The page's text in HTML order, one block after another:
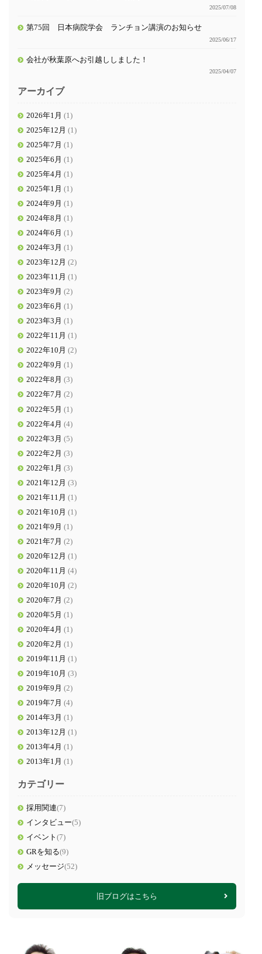
2025/07/08
第75回 日本病院学会 ランチョン講演のお知らせ
2025/06/17
会社が秋葉原へお引越ししました！
2025/04/07
アーカイブ
2026年1月 (1)
2025年12月 (1)
2025年7月 (1)
2025年6月 (1)
2025年4月 (1)
2025年1月 (1)
2024年9月 (1)
2024年8月 (1)
2024年6月 (1)
2024年3月 (1)
2023年12月 (2)
2023年11月 (1)
2023年9月 (2)
2023年6月 (1)
2023年3月 (1)
2022年11月 (1)
2022年10月 (2)
2022年9月 (1)
2022年8月 (3)
2022年7月 (2)
2022年5月 (1)
2022年4月 (4)
2022年3月 (5)
2022年2月 (3)
2022年1月 (3)
2021年12月 (3)
2021年11月 (1)
2021年10月 (1)
2021年9月 (1)
2021年7月 (2)
2020年12月 (1)
2020年11月 (4)
2020年10月 (2)
2020年7月 (2)
2020年5月 (1)
2020年4月 (1)
2020年2月 (1)
2019年11月 (1)
2019年10月 (3)
2019年9月 (2)
2019年7月 (4)
2014年3月 (1)
2013年12月 (1)
2013年4月 (1)
2013年1月 (1)
カテゴリー
採用関連(7)
インタビュー(5)
イベント(7)
GRを知る(9)
メッセージ(52)
旧ブログはこちら